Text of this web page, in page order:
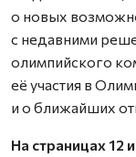
о новых
с недавними
олимпийского
её участия в
и о ближайших
На страницах 12 и